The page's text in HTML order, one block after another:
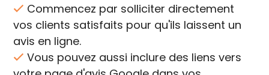
Commencez par solliciter directement
vos clients satisfaits pour qu'ils laissent un
avis en ligne.
Vous pouvez aussi inclure des liens vers